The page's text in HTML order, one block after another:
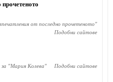
от последно прочетеното"
Подобни сайтове
за "Мария Колева" Подобни сайтове